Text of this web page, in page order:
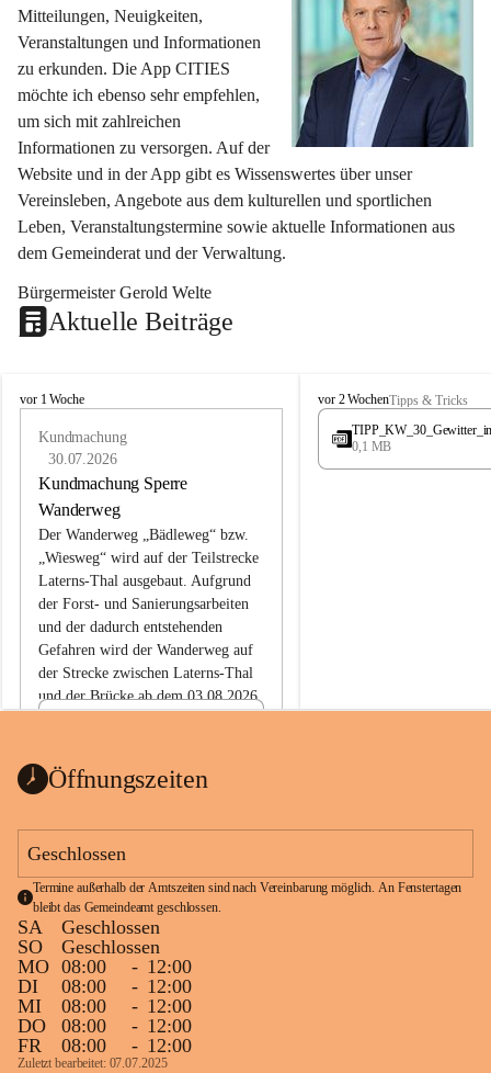
Mitteilungen, Neuigkeiten,
Veranstaltungen und Informationen
zu erkunden. Die App CITIES
möchte ich ebenso sehr empfehlen,
um sich mit zahlreichen
Informationen zu versorgen. Auf der
Website und in der App gibt es Wissenswertes über unser
Vereinsleben, Angebote aus dem kulturellen und sportlichen
Leben, Veranstaltungstermine sowie aktuelle Informationen aus
dem Gemeinderat und der Verwaltung.
Bürgermeister Gerold Welte
Aktuelle Beiträge
L
vor 1 Woche
Kundmachung
30.07.2026
Kundmachung Sperre
Wanderweg
Der Wanderweg „Bädleweg“ bzw.
„Wiesweg“ wird auf der Teilstrecke
Laterns-Thal ausgebaut. Aufgrund
der Forst- und Sanierungsarbeiten
und der dadurch entstehenden
Gefahren wird der Wanderweg auf
der Strecke zwischen Laterns-Thal
und der Brücke ab dem 03.08.2026
ht
1 Seite•0,1 MB
L
a
e
vor 2 WochenTipps & Tricks
0,1 MB
Öffnungszeiten
Geschlossen
Termine außerhalb der Amtszeiten sind nach Vereinbarung möglich. An Fenstertagen
bleibt das Gemeindeamt geschlossen.
SA
Geschlossen
SO
Geschlossen
MO 08:00 - 12:00
DI
08:00 - 12:00
MI
08:00 - 12:00
DO
08:00 - 12:00
FR
08:00 - 12:00
Zuletzt bearbeitet: 07.07.2025